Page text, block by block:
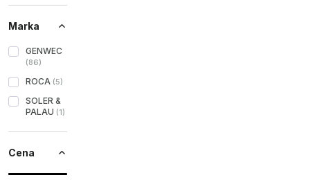
Marka
GENWEC
(86)
ROCA (5)
SOLER &
PALAU (1)
Cena